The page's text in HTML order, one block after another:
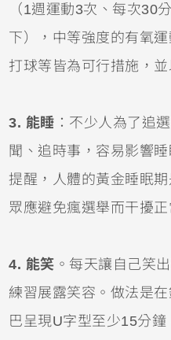
（1週運動3次、每次30
下），中等強度的有氧
打球等皆為可行措施，
3. 能睡 ：不少人為了追
聞、追時事，容易影響
提醒，人體的黃金睡眠
眾應避免瘋選舉而干擾正
4. 能笑 。每天讓自己笑
練習展露笑容。做法是
巴呈現U字型至少15分